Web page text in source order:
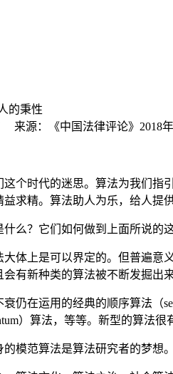
的秉性
来源：《中国法律评论》
这个时代的迷思。算法为我们指
求精。算法助人为乐，给人提
么？它们如何做到上面所说的
大体上是可以界定的。但普遍意
有新种类的算法被不断发掘出
衰仍在运用的经典的顺序算法（
）算法，等等。新型的算法
模范算法是算法研究者的梦想